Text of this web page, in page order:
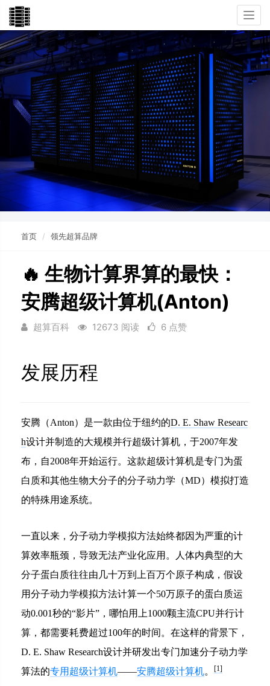
首页 领先超算品牌
🔥 生物计算界算的最快：
安腾超级计算机(Anton)
超算百科 12673 阅读 6 点赞
发展历程
安腾（Anton）是一款由位于纽约的D. E. Shaw Researc
h设计并制造的大规模并行超级计算机，于2007年发
布，自2008年开始运行。这款超级计算机是专门为蛋
白质和其他生物大分子的分子动力学（MD）模拟打造
的特殊用途系统。
一直以来，分子动力学模拟方法始终都因为严重的计
算效率瓶颈，导致无法产业化应用。人体内典型的大
分子蛋白质往往由几十万到上百万个原子构成，假设
用分子动力学模拟方法计算一个50万原子的蛋白质运
动0.001秒的“影片”，哪怕用上1000颗主流CPU并行计
算，都需要耗费超过100年的时间。在这样的背景下，
D. E. Shaw Research设计并研发出专门加速分子动力学
算法的专用超级计算机——安腾超级计算机。 [1]